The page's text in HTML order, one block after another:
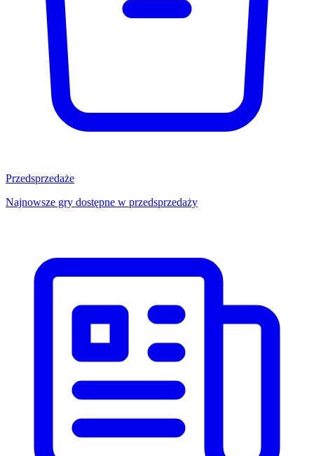
Przedsprzedaże
Najnowsze gry dostępne w przedsprzedaży